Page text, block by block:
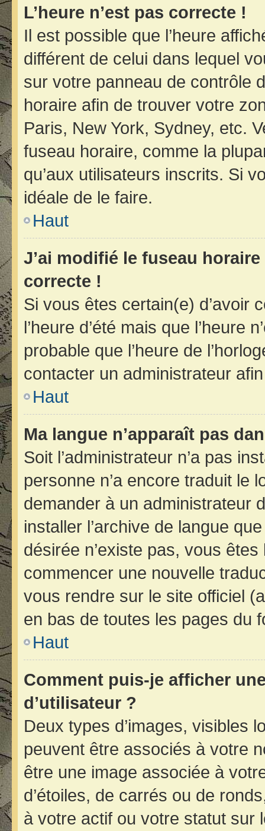
L’heure n’est pas correcte !
Il est possible que l’heure
différent de celui dans lequel
sur votre panneau de contrôle
horaire afin de trouver votre
Paris, New York, Sydney, etc.
fuseau horaire, comme la
qu’aux utilisateurs inscrits. Si
idéale de le faire.
Haut
J’ai modifié le fuseau
correcte !
Si vous êtes certain(e) d’avoir
l’heure d’été mais que l’heure
probable que l’heure de
contacter un administrateur
Haut
Ma langue n’apparaît pas
Soit l’administrateur n’a pas
personne n’a encore traduit le
demander à un administrateur
installer l’archive de langue
désirée n’existe pas, vous
commencer une nouvelle
vous rendre sur le site officiel
en bas de toutes les pages du
Haut
Comment puis-je afficher
d’utilisateur ?
Deux types d’images, visibles
peuvent être associés à votre
être une image associée à
d’étoiles, de carrés ou de
à votre actif ou votre statut sur